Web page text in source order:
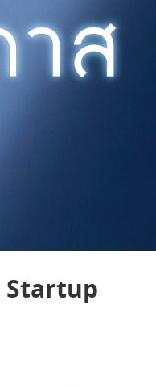
Startup